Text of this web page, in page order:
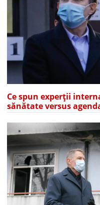
Ce spun experții
sănătate versus